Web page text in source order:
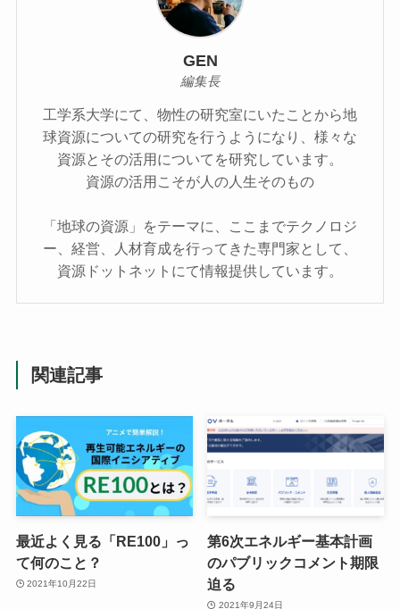
GEN
編集長
工学系大学にて、物性の研究室にいたことから地
球資源についての研究を行うようになり、様々な
資源とその活用についてを研究しています。
資源の活用こそが人の人生そのもの
「地球の資源」をテーマに、ここまでテクノロジ
ー、経営、人材育成を行ってきた専門家として、
資源ドットネットにて情報提供しています。
関連記事
最近よく見る「RE100」っ
て何のこと？
2021年10月22日
第6次エネルギー基本計画
のパブリックコメント期限
迫る
2021年9月24日